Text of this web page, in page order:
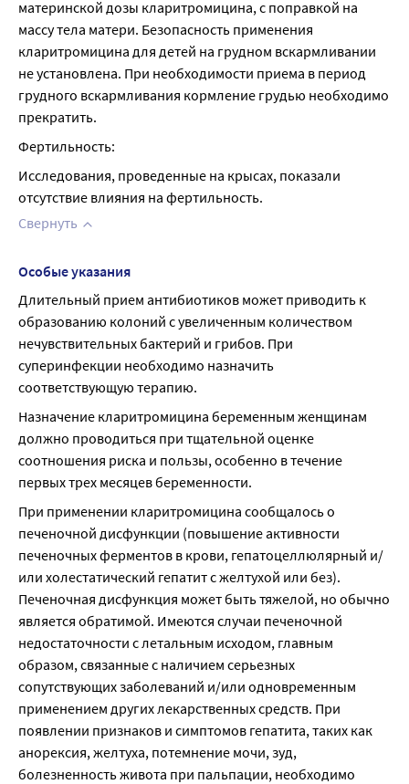
материнской дозы кларитромицина, с поправкой на
массу тела матери. Безопасность применения
кларитромицина для детей на грудном вскармливании
не установлена. При необходимости приема в период
грудного вскармливания кормление грудью необходимо
прекратить.
Фертильность:
Исследования, проведенные на крысах, показали
отсутствие влияния на фертильность.
Свернуть
Особые указания
Длительный прием антибиотиков может приводить к
образованию колоний с увеличенным количеством
нечувствительных бактерий и грибов. При
суперинфекции необходимо назначить
соответствующую терапию.
Назначение кларитромицина беременным женщинам
должно проводиться при тщательной оценке
соотношения риска и пользы, особенно в течение
первых трех месяцев беременности.
При применении кларитромицина сообщалось о
печеночной дисфункции (повышение активности
печеночных ферментов в крови, гепатоцеллюлярный и/
или холестатический гепатит с желтухой или без).
Печеночная дисфункция может быть тяжелой, но обычно
является обратимой. Имеются случаи печеночной
недостаточности с летальным исходом, главным
образом, связанные с наличием серьезных
сопутствующих заболеваний и/или одновременным
применением других лекарственных средств. При
появлении признаков и симптомов гепатита, таких как
анорексия, желтуха, потемнение мочи, зуд,
болезненность живота при пальпации, необходимо